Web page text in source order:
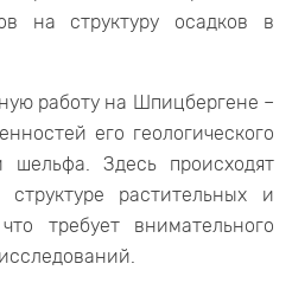
на структуру осадков в
работу на Шпицбергене –
его геологического
Здесь происходят
растительных и
требует внимательного